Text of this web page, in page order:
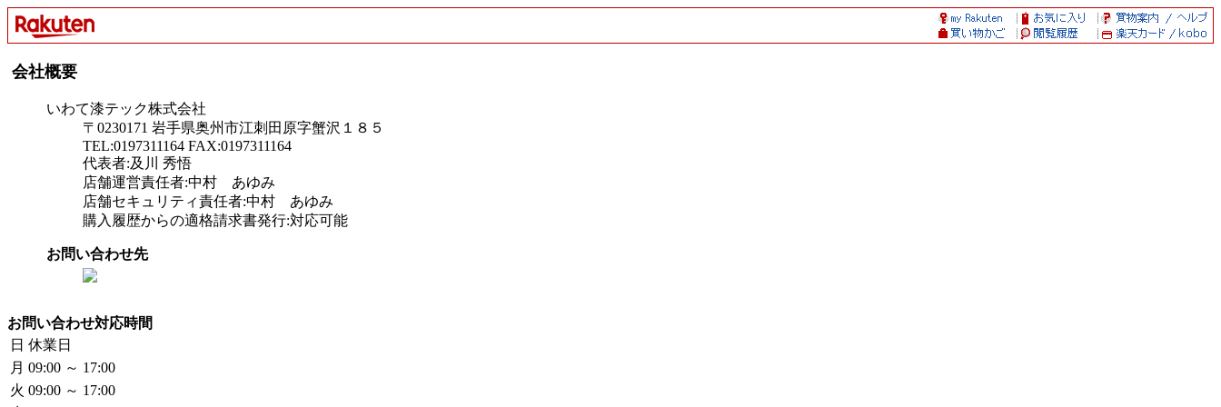
会社概要
いわて漆テック株式会社
〒0230171 岩手県奥州市江刺田原字蟹沢１８５
TEL:0197311164 FAX:0197311164
代表者:及川 秀悟
店舗運営責任者:中村 あゆみ
店舗セキュリティ責任者:中村 あゆみ
購入履歴からの適格請求書発行:対応可能
お問い合わせ先
お問い合わせ対応時間
日 休業日
月 09:00 ～ 17:00
火 09:00 ～ 17:00